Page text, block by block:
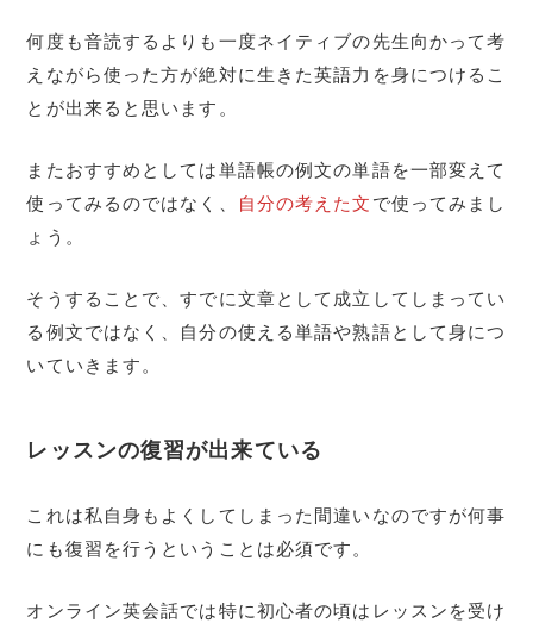
何度も音読するよりも一度ネイティブの先生向かって考
えながら使った方が絶対に生きた英語力を身につけるこ
とが出来ると思います。
またおすすめとしては単語帳の例文の単語を一部変えて
使ってみるのではなく、
自分の考えた文 で使ってみまし
ょう。
そうすることで、すでに文章として成立してしまってい
る例文ではなく、自分の使える単語や熟語として身につ
いていきます。
レッスンの復習が出来ている
これは私自身もよくしてしまった間違いなのですが何事
にも復習を行うということは必須です。
オンライン英会話では特に初心者の頃はレッスンを受け